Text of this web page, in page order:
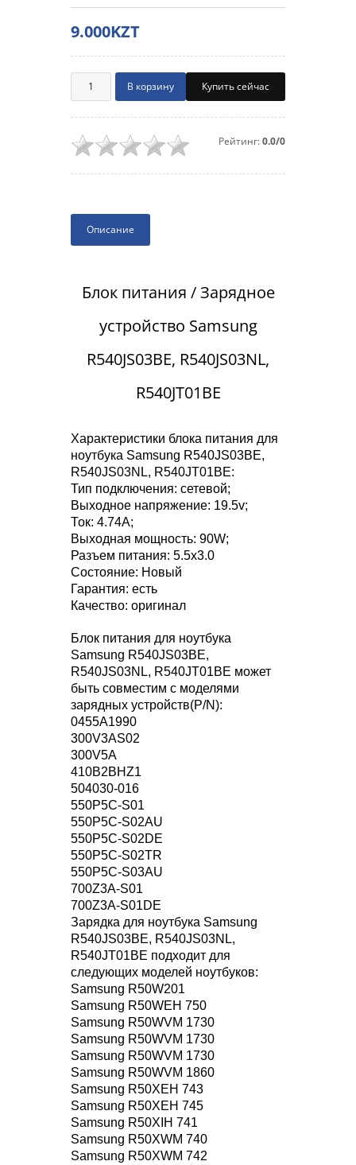
9.000KZT
Купить сейчас
Рейтинг:0.0/0
Описание
Блок питания / Зарядное
устройство Samsung
R540JS03BE, R540JS03NL,
R540JT01BE
Характеристики блока питания для
ноутбука Samsung R540JS03BE,
R540JS03NL, R540JT01BE:
Тип подключения: сетевой;
Выходное напряжение: 19.5v;
Ток: 4.74A;
Выходная мощность: 90W;
Разъем питания: 5.5x3.0
Состояние: Новый
Гарантия: есть
Качество: оригинал
Блок питания для ноутбука
Samsung R540JS03BE,
R540JS03NL, R540JT01BE может
быть совместим с моделями
зарядных устройств(P/N):
0455A1990
300V3AS02
300V5A
410B2BHZ1
504030-016
550P5C-S01
550P5C-S02AU
550P5C-S02DE
550P5C-S02TR
550P5C-S03AU
700Z3A-S01
700Z3A-S01DE
Зарядка для ноутбука Samsung
R540JS03BE, R540JS03NL,
R540JT01BE подходит для
следующих моделей ноутбуков:
Samsung R50W201
Samsung R50WEH 750
Samsung R50WVM 1730
Samsung R50WVM 1730
Samsung R50WVM 1730
Samsung R50WVM 1860
Samsung R50XEH 743
Samsung R50XEH 745
Samsung R50XIH 741
Samsung R50XWM 740
Samsung R50XWM 742